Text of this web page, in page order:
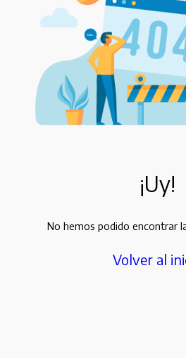
¡Uy!
No hemos podido encontrar
Volver al